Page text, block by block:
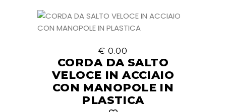
€ 0.00
CORDA DA SALTO
VELOCE IN ACCIAIO
CON MANOPOLE IN
PLASTICA